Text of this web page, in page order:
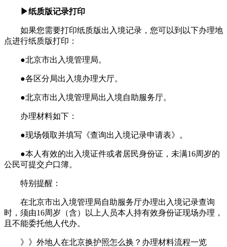
▶纸质版记录打印
如果您需要打印纸质版出入境记录，您可以到以下办理地
点进行纸质版打印：
●北京市出入境管理局。
●各区分局出入境办理大厅。
●北京市出入境管理局出入境自助服务厅。
办理材料如下：
●现场领取并填写《查询出入境记录申请表》。
●本人有效的出入境证件或者居民身份证，未满16周岁的
公民可提交户口簿。
特别提醒：
在北京市出入境管理局自助服务厅办理出入境记录查询
时，须由16周岁（含）以上人员本人持有效身份证现场办理，
且不能委托他人代办。
》》外地人在北京换护照怎么换？办理材料流程一览